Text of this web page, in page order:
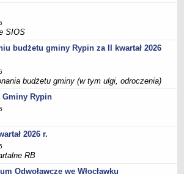
budżetu
RB
budżetu gminy (w tym ulgi, odroczenia)
OCZYSZCZALNI ŚCIEKÓW -
węgla
SIOS
budżetu gminy Rypin za II kwartał 2026
budżetu gminy (w tym ulgi, odroczenia)
Gminy Rypin
2026 r.
RB
Odwoławcze we Włocławku